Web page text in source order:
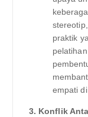
praktik
empati
3. Konflik